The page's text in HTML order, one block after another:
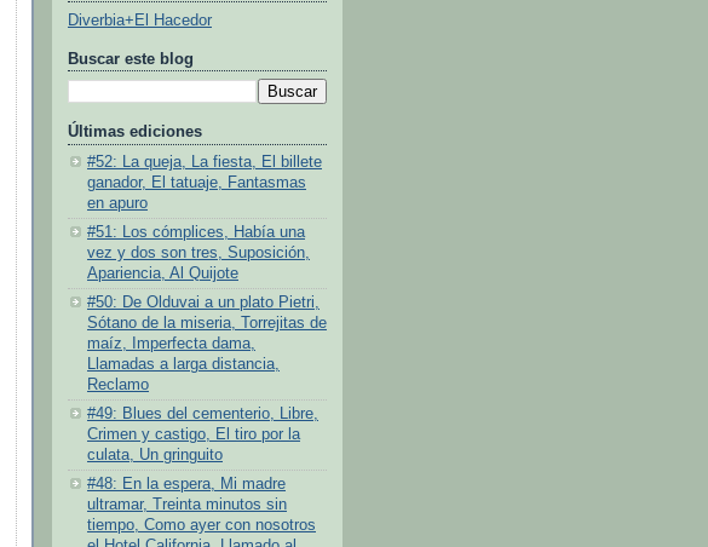
Diverbia+El Hacedor
Buscar este blog
Últimas ediciones
#52: La queja, La fiesta, El billete
ganador, El tatuaje, Fantasmas
en apuro
#51: Los cómplices, Había una
vez y dos son tres, Suposición,
Apariencia, Al Quijote
#50: De Olduvai a un plato Pietri,
Sótano de la miseria, Torrejitas de
maíz, Imperfecta dama,
Llamadas a larga distancia,
Reclamo
#49: Blues del cementerio, Libre,
Crimen y castigo, El tiro por la
culata, Un gringuito
#48: En la espera, Mi madre
ultramar, Treinta minutos sin
tiempo, Como ayer con nosotros